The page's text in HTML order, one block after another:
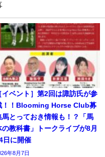
イベント］第2回は諏訪氏が参
！！Blooming Horse Club募
馬とっておき情報も！？「馬
の教科書」トークライブが8月
日に開催
年8月7日